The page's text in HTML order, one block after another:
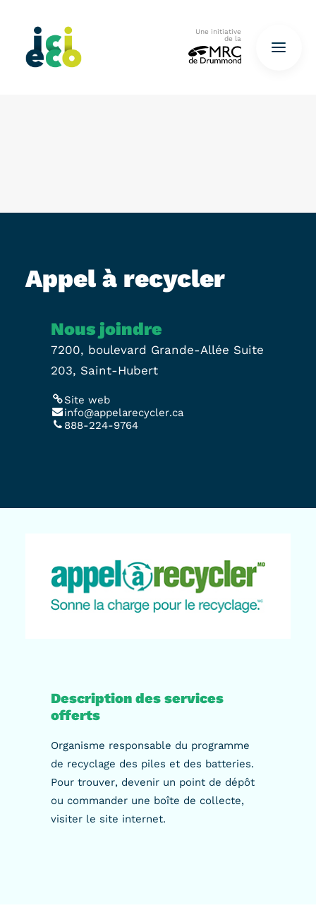
Une initiative
de la
Appel à recycler
Nous joindre
7200, boulevard Grande-Allée Suite
203, Saint-Hubert
Site web
info@appelarecycler.ca
888-224-9764
Description des services
offerts
Organisme responsable du programme
de recyclage des piles et des batteries.
Pour trouver, devenir un point de dépôt
ou commander une boîte de collecte,
visiter le site internet.